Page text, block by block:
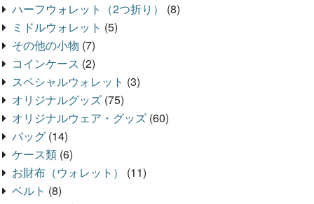
ハーフウォレット（2つ折り）
(8)
ミドルウォレット (5)
その他の小物 (7)
コインケース (2)
スペシャルウォレット (3)
オリジナルグッズ (75)
オリジナルウェア・グッズ (60)
バッグ (14)
ケース類 (6)
お財布（ウォレット）
(11)
ベルト (8)